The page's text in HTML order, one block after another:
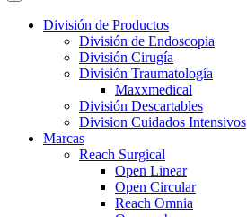
División de Productos
División de Endoscopia
División Cirugía
División Traumatología
Maxxmedical
División Descartables
Division Cuidados Intensivos
Marcas
Reach Surgical
Open Linear
Open Circular
Reach Omnia